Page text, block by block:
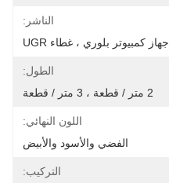
الناشر:
جهاز كمبيوتر بلوري ، غطاء UGR
الطول:
اللون النهائي:
الفضي والأسود والأبيض
التركيب: